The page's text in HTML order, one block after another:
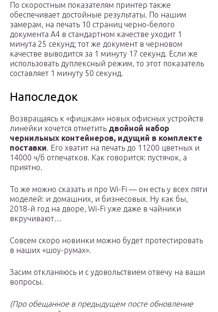
По скоростным показателям принтер также
обеспечивает достойные результаты. По нашим
замерам, на печать 10 страниц черно-белого
документа А4 в стандартном качестве уходит 1
минута 25 секунд; тот же документ в черновом
качестве выводится за 1 минуту 17 секунд. Если же
использовать дуплексный режим, то этот показатель
составляет 1 минуту 50 секунд.
Напоследок
Возвращаясь к «фишкам» новых офисных устройств
линейки хочется отметить двойной набор
чернильных контейнеров, идущий в комплекте
поставки. Его хватит на печать до 11200 цветных и
14000 ч/б отпечатков. Как говорится: пустячок, а
приятно.
То же можно сказать и про Wi-Fi — он есть у всех пяти
моделей: и домашних, и бизнесовых. Ну как бы,
2018-й год на дворе, Wi-Fi уже даже в чайники
вкручивают…
Совсем скоро новинки можно будет протестировать
в наших «шоу-румах».
Засим откланяюсь и с удовольствием отвечу на ваши
вопросы.
(Про обещанное в предыдущем посте обновление